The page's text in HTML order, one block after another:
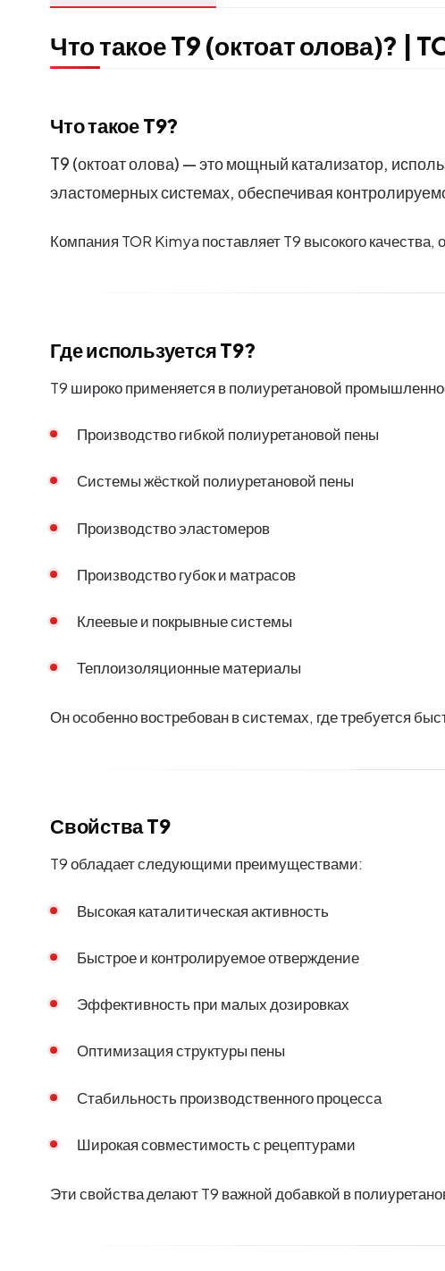
Что такое T9 (октоат олова)? |
Что такое T9?
T9 (октоат олова) — это мощный катализатор,
эластомерных системах, обеспечивая
Компания TOR Kimya поставляет T9 высокого
Где используется T9?
T9 широко применяется в полиуретановой
Производство гибкой полиуретановой пены
Системы жёсткой полиуретановой пены
Производство эластомеров
Производство губок и матрасов
Клеевые и покрывные системы
Теплоизоляционные материалы
Он особенно востребован в системах, где требуется
Свойства T9
T9 обладает следующими преимуществами:
Высокая каталитическая активность
Быстрое и контролируемое отверждение
Эффективность при малых дозировках
Оптимизация структуры пены
Стабильность производственного процесса
Широкая совместимость с рецептурами
Эти свойства делают T9 важной добавкой в